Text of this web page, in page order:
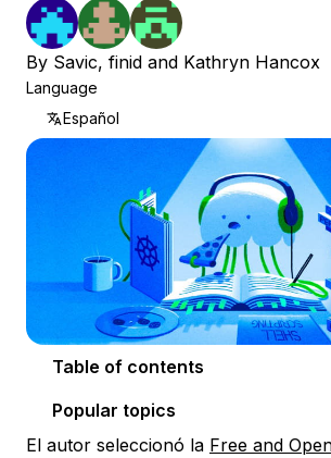
By Savic, finid and Kathryn Hancox
Language
Español
Table of contents
Popular topics
El autor seleccionó la Free and